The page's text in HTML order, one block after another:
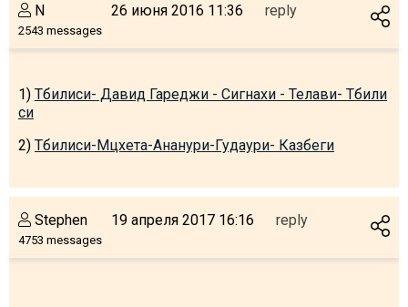
N
2543 messages
26 июня 2016 11:36 reply
1) Тбилиси- Давид Гареджи - Сигнахи - Телави- Тбили
си
2) Тбилиси-Мцхета-Ананури-Гудаури- Казбеги
Stephen
4753 messages
19 апреля 2017 16:16 reply
Ski service